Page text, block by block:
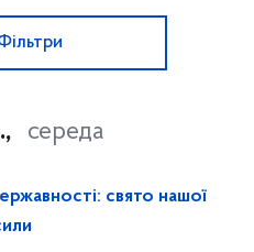
середа
свято нашої